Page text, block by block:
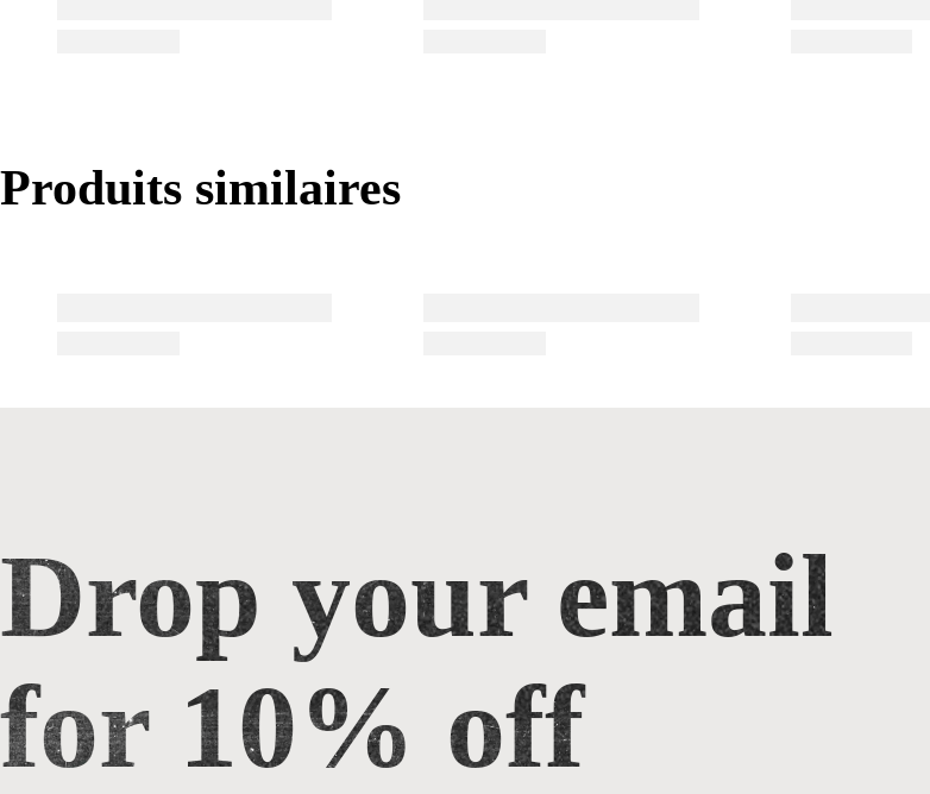
Produits similaires
Produits similaires
Drop your email
for 10% off